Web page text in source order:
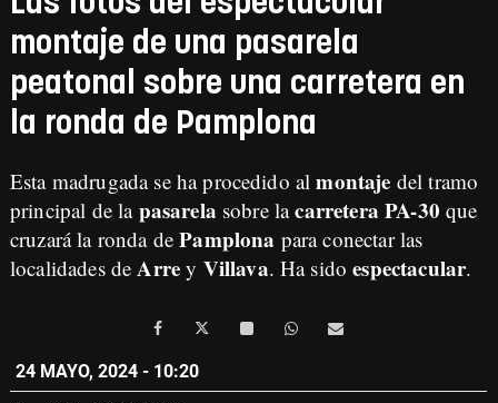
montaje de una pasarela
peatonal sobre una carretera en
la ronda de Pamplona
Esta madrugada se ha procedido almontaje del tramo
principal de la pasarela sobre lacarretera PA-30 que
cruzará la ronda dePamplona para conectar las
localidades deArrey Villava. Ha sidoespectacular.
24 MAYO, 2024 - 10:20